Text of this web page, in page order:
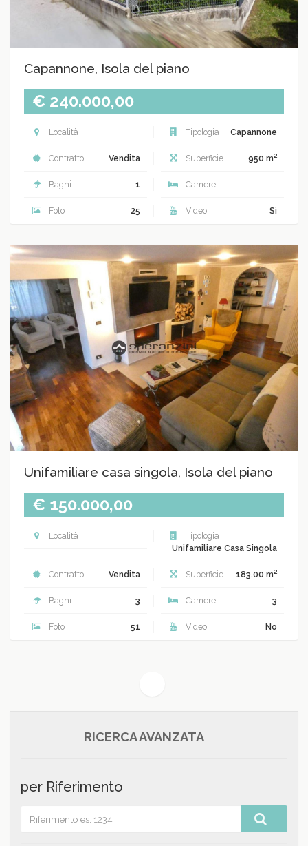
Capannone, Isola del piano
€ 240.000,00
Località Tipologia Capannone
Contratto Vendita Superficie 950 m2
Bagni 1 Camere
Foto 25 Video Sì
Unifamiliare casa singola, Isola del piano
€ 150.000,00
Località
Tipologia
Unifamiliare Casa Singola
Contratto Vendita Superficie 183.00 m2
Bagni 3 Camere 3
Foto 51 Video No
RICERCA AVANZATA
per Riferimento